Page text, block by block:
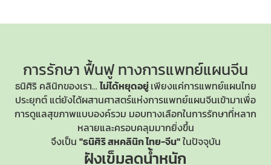
การรักษา ฟื้นฟูทางการแพทย์แผนจีน
ธนิศิริ คลินิกของเรา...ไม่ได้หยุดอยู่เพียงแค่การแพทย์แผนไทย
ประยุกต์ แต่ยังได้ผสานศาสตร์แห่งการแพทย์แผนจีนเข้ามาเพื่อ
การดูแลสุขภาพแบบองค์รวม มอบทางเลือกในการรักษาที่หลาก
หลายและครอบคลุมมากยิ่งขึ้น
จึงเป็น "ธนิศิริ สหคลินิก ไทย-จีน"ในปัจจุบัน
ฝังเข็มลดน้ำหนัก